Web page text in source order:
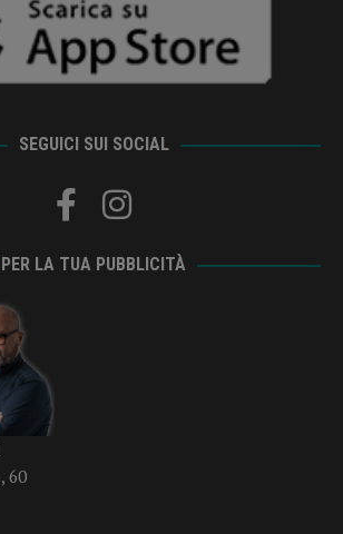
SEGUICI SUI SOCIAL
PER LA TUA PUBBLICITÀ
60